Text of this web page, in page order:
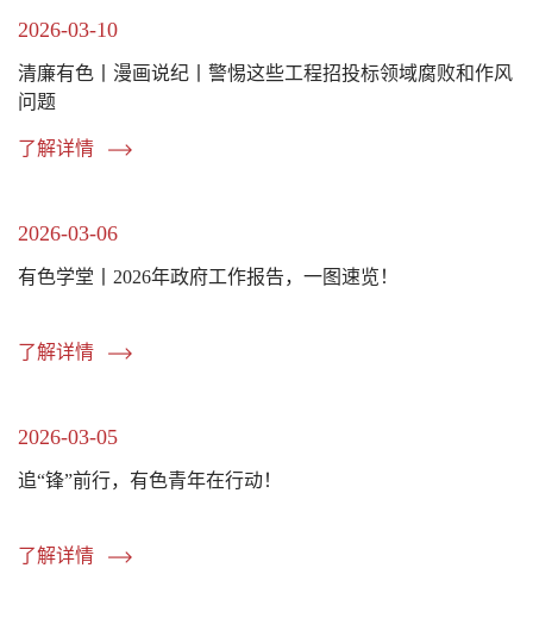
2026-03-10
清廉有色丨漫画说纪丨警惕这些工程招投标领域腐败和作风
问题
了解详情
2026-03-06
有色学堂丨2026年政府工作报告，一图速览！
了解详情
2026-03-05
追“锋”前行，有色青年在行动！
了解详情